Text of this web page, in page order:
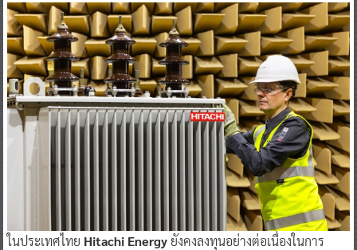
ในประเทศไทย Hitachi Energyยังคงลงทุนอย่างต่อเนื่องในการ